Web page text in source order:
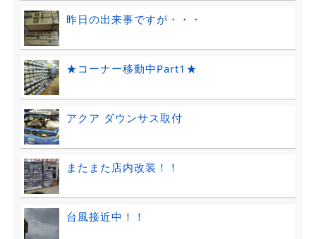
昨日の出来事ですが・・・
★コーナー移動中Part1★
アクア ダウンサス取付
またまた店内改装！！
台風接近中！！